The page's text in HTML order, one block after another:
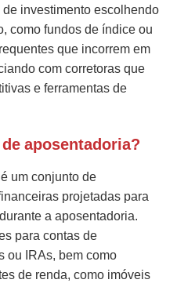
investimento escolhendo
como fundos de índice ou
que incorrem em
com corretoras que
e ferramentas de
aposentadoria?
um conjunto de
projetadas para
a aposentadoria.
para contas de
ou IRAs, bem como
de renda, como imóveis